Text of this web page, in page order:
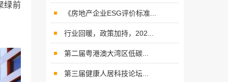
绿前
《房地产企业ESG评价标准...
行业回暖，政策加持，202...
第二届粤港澳大湾区低碳...
第三届健康人居科技论坛...